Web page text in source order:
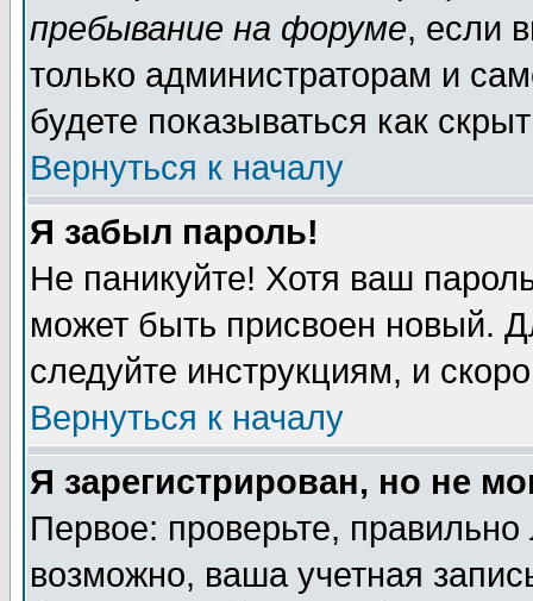
пребывание на форуме, если
только администраторам и
будете показываться как
Вернуться к началу
Я забыл пароль!
Не паникуйте! Хотя ваш
может быть присвоен новый.
следуйте инструкциям, и
Вернуться к началу
Я зарегистрирован, но не
Первое: проверьте,
возможно, ваша учетная